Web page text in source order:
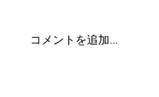
コメントを追加…